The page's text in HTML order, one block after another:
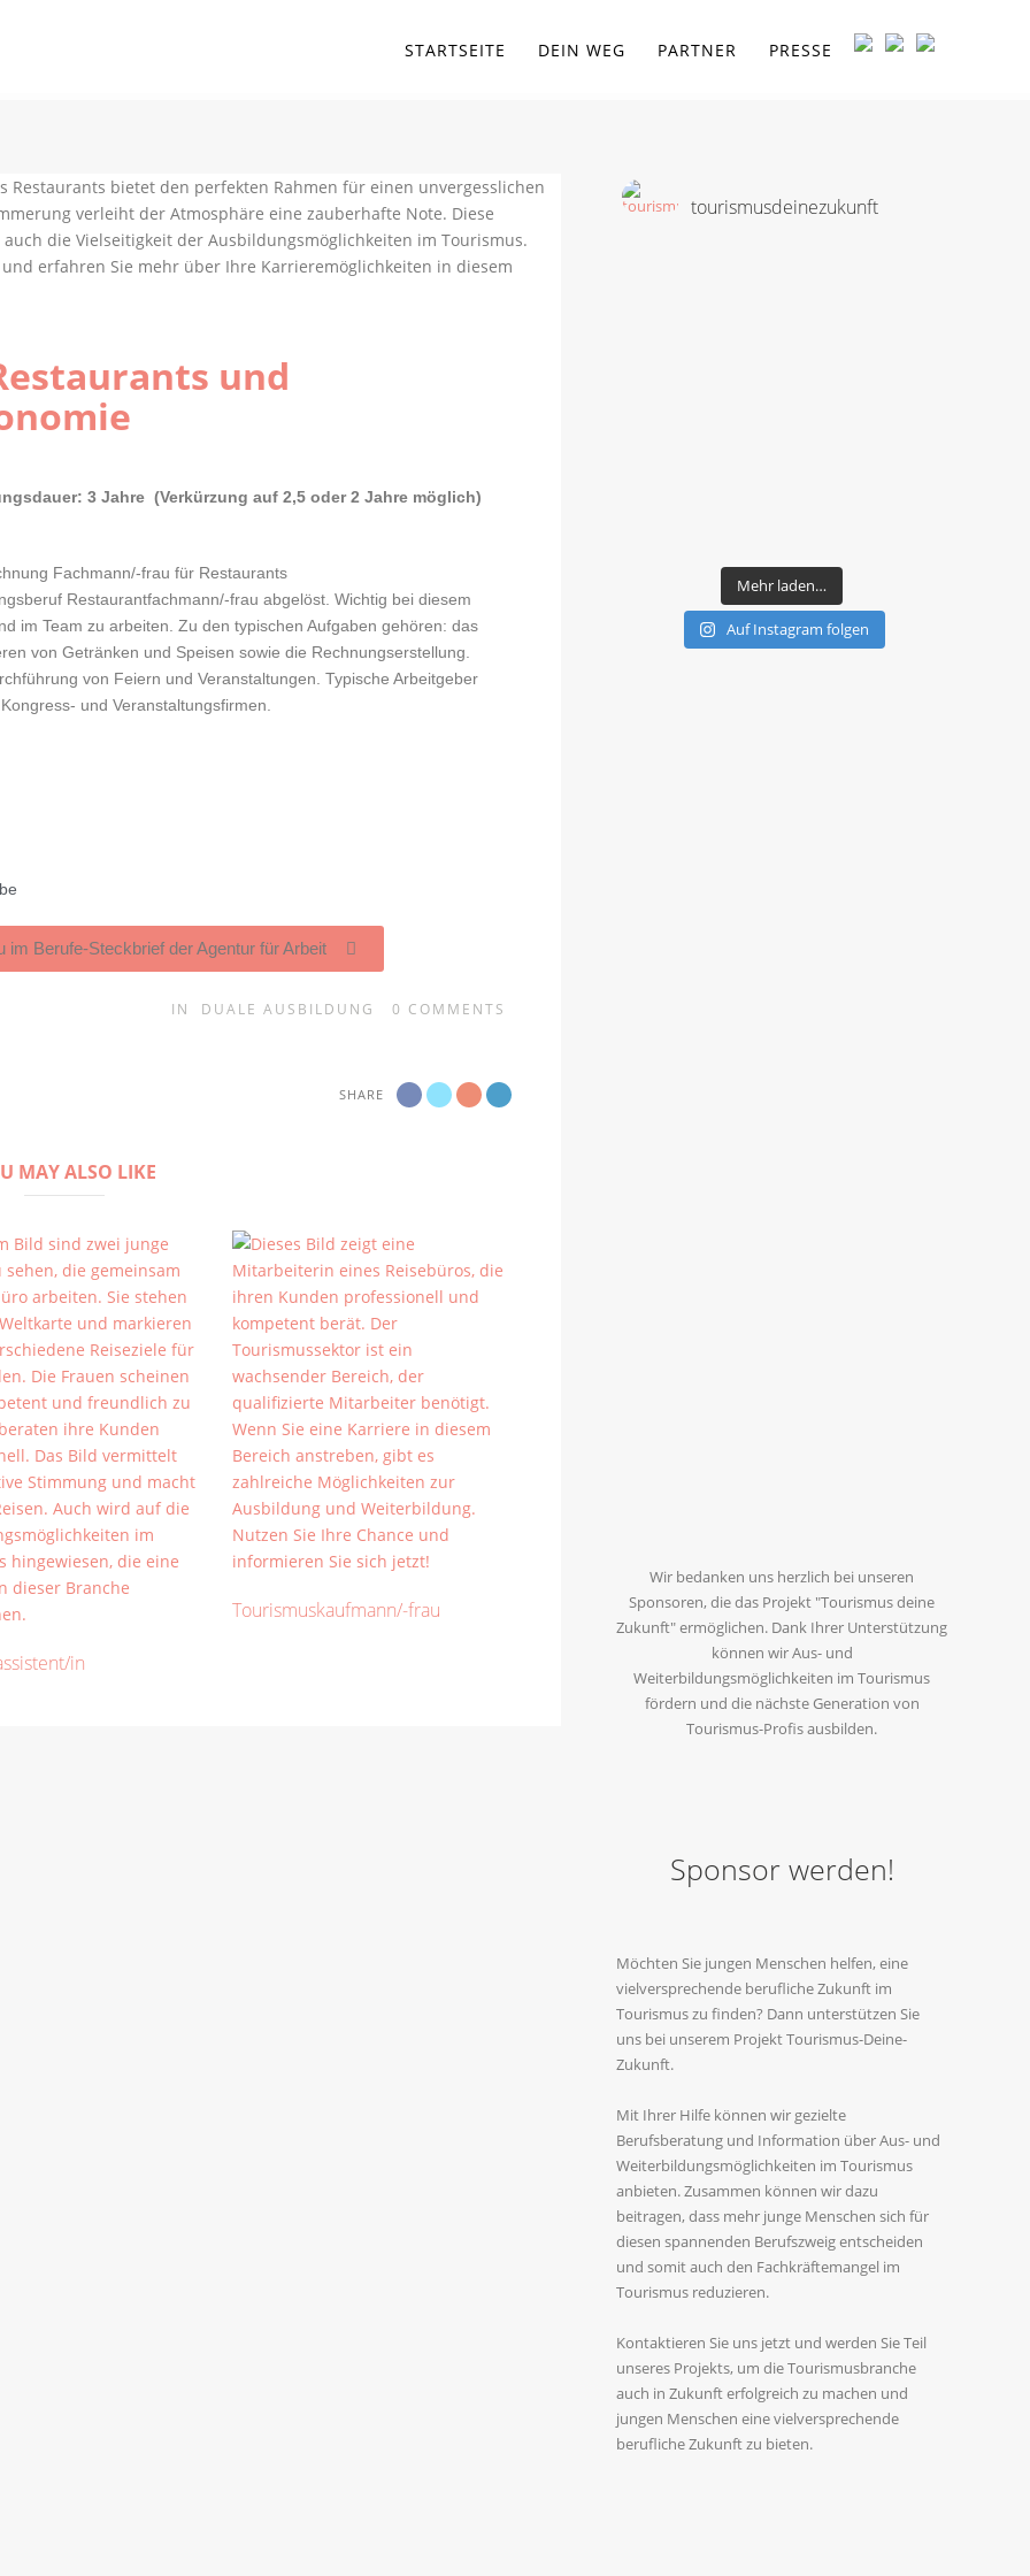
STARTSEITE DEIN WEG PARTNER PRESSE
und
3 Jahre (Verkürzung auf 2,5 oder 2 Jahre möglich)
Fachmann/-frau für Restaurants
Restaurantfachmann/-frau abgelöst. Wichtig bei diesem
im Team zu arbeiten. Zu den typischen Aufgaben gehören: das
von Getränken und Speisen sowie die Rechnungserstellung.
von Feiern und Veranstaltungen. Typische Arbeitgeber
und Veranstaltungsfirmen.
im Berufe-Steckbrief der Agentur für Arbeit
IN DUALE AUSBILDUNG 0 COMMENTS
SHARE
MAY ALSO LIKE
in
Tourismuskaufmann/-frau
tourismusdeinezukunft
Mehr laden…
Auf Instagram folgen
Wir bedanken uns herzlich bei unseren
Sponsoren, die das Projekt "Tourismus deine
Zukunft" ermöglichen. Dank Ihrer Unterstützung
können wir Aus- und
Weiterbildungsmöglichkeiten im Tourismus
fördern und die nächste Generation von
Tourismus-Profis ausbilden.
Sponsor werden!
Möchten Sie jungen Menschen helfen, eine
vielversprechende berufliche Zukunft im
Tourismus zu finden? Dann unterstützen Sie
uns bei unserem Projekt Tourismus-Deine-
Zukunft.
Mit Ihrer Hilfe können wir gezielte
Berufsberatung und Information über Aus- und
Weiterbildungsmöglichkeiten im Tourismus
anbieten. Zusammen können wir dazu
beitragen, dass mehr junge Menschen sich für
diesen spannenden Berufszweig entscheiden
und somit auch den Fachkräftemangel im
Tourismus reduzieren.
Kontaktieren Sie uns jetzt und werden Sie Teil
unseres Projekts, um die Tourismusbranche
auch in Zukunft erfolgreich zu machen und
jungen Menschen eine vielversprechende
berufliche Zukunft zu bieten.